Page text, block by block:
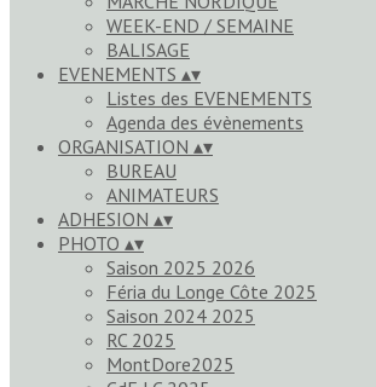
WEEK-END / SEMAINE
BALISAGE
EVENEMENTS ▴▾
Listes des EVENEMENTS
Agenda des évènements
ORGANISATION ▴▾
BUREAU
ANIMATEURS
ADHESION ▴▾
PHOTO ▴▾
Saison 2025 2026
Féria du Longe Côte 2025
Saison 2024 2025
RC 2025
MontDore2025